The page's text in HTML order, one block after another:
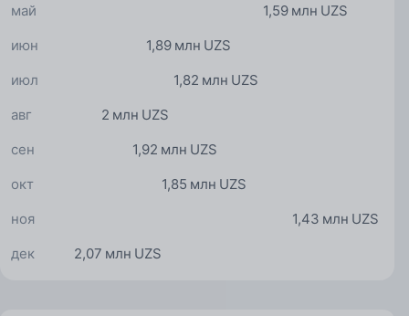
1,59 млн UZS
май
1,89 млн UZS
июн
1,82 млн UZS
июл
2 млн UZS
авг
1,92 млн UZS
сен
1,85 млн UZS
окт
1,43 млн UZS
ноя
2,07 млн UZS
дек